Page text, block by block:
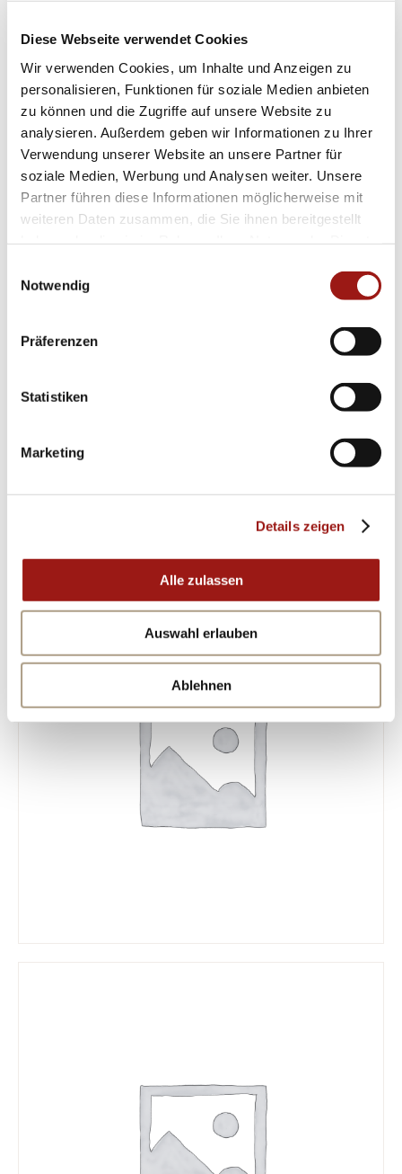
Diese Webseite verwendet Cookies
Wir verwenden Cookies, um Inhalte und Anzeigen zu
personalisieren, Funktionen für soziale Medien anbieten
zu können und die Zugriffe auf unsere Website zu
analysieren. Außerdem geben wir Informationen zu Ihrer
Verwendung unserer Website an unsere Partner für
soziale Medien, Werbung und Analysen weiter. Unsere
Partner führen diese Informationen möglicherweise mit
weiteren Daten zusammen, die Sie ihnen bereitgestellt
Notwendig
Präferenzen
Statistiken
Marketing
Details zeigen
Alle zulassen
Auswahl erlauben
Ablehnen
Die Wahl des richtigen Schmuckstücks ist
entscheidend für so einen bedeutenden Moment
wie Ihre Hochzeit – daher vertrauen unzählige
Paare seit über 150 Jahren auf die Expertise
von Gerstner. Mit einem echten Auge fürs
Detail entsteht in liebevoller Handarbeit ein
Unikat voller Charakter und Ausdruckskraft.
Sichern Sie sich jetzt Ihren eigenen Anteil an
zeitloser Eleganz! Lassen Sie sich inspirieren
vom feinsinnigen Zusammenspiel edler
Materialien und atemberaubender Farbakzente
unserer „Melting Colours“-Kollektion. Ihr
besonderer Tag verdient nichts weniger als
Perfektion bis ins kleinste Detail – genau das
verkörpern unsere exklusive Trauringe von
ÄHNLICHE PRODUKTE